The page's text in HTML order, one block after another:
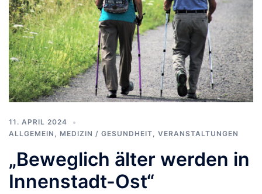
11. APRIL 2024
ALLGEMEIN , MEDIZIN / GESUNDHEIT, VERANSTALTUNGEN
„Beweglich älter werden in
Innenstadt-Ost“